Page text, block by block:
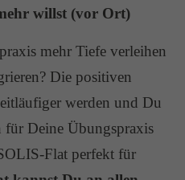
willst (vor Ort)
mehr Tiefe verleihen
Die positiven
werden und Du
für Deine Übungspraxis
Flat perfekt für